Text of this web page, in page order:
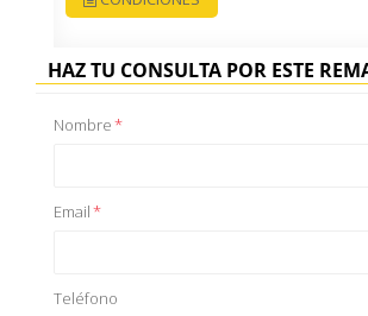
HAZ TU CONSULTA POR ESTE
Nombre*
Email*
Teléfono